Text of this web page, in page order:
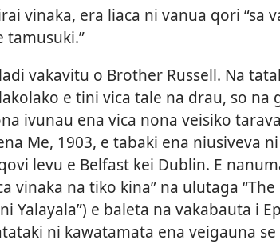
vinaka, era liaca ni vanua qori “sa
tamusuki.”
vakavitu o Brother Russell. Na
e tini vica tale na drau, so na
ivunau ena vica nona veisiko
Me, 1903, e tabaki ena niusiveva
levu e Belfast kei Dublin. E
vinaka na tiko kina” na ulutaga
Yalayala”) e baleta na vakabauta i
ni kawatamata ena veigauna